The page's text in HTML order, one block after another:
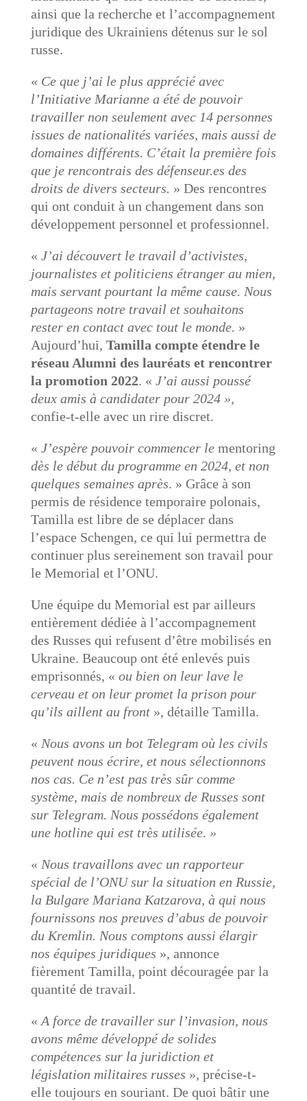
ainsi que la recherche et l’accompagnement
juridique des Ukrainiens détenus sur le sol
russe.
« Ce que j’ai le plus apprécié avec
l’Initiative Marianne a été de pouvoir
travailler non seulement avec 14 personnes
issues de nationalités variées, mais aussi de
domaines différents. C’était la première fois
que je rencontrais des défenseur.es des
droits de divers secteurs. » Des rencontres
qui ont conduit à un changement dans son
développement personnel et professionnel.
« J’ai découvert le travail d’activistes,
journalistes et politiciens étranger au mien,
mais servant pourtant la même cause. Nous
partageons notre travail et souhaitons
rester en contact avec tout le monde. »
Aujourd’hui, Tamilla compte étendre le
réseau Alumni des lauréats et rencontrer
la promotion 2022. « J’ai aussi poussé
deux amis à candidater pour 2024 »,
confie-t-elle avec un rire discret.
« J’espère pouvoir commencer le mentoring
dès le début du programme en 2024, et non
quelques semaines après. » Grâce à son
permis de résidence temporaire polonais,
Tamilla est libre de se déplacer dans
l’espace Schengen, ce qui lui permettra de
continuer plus sereinement son travail pour
le Memorial et l’ONU.
Une équipe du Memorial est par ailleurs
entièrement dédiée à l’accompagnement
des Russes qui refusent d’être mobilisés en
Ukraine. Beaucoup ont été enlevés puis
emprisonnés, « ou bien on leur lave le
cerveau et on leur promet la prison pour
qu’ils aillent au front », détaille Tamilla.
« Nous avons un bot Telegram où les civils
peuvent nous écrire, et nous sélectionnons
nos cas. Ce n’est pas très sûr comme
système, mais de nombreux de Russes sont
sur Telegram. Nous possédons également
une hotline qui est très utilisée. »
« Nous travaillons avec un rapporteur
spécial de l’ONU sur la situation en Russie,
la Bulgare Mariana Katzarova, à qui nous
fournissons nos preuves d’abus de pouvoir
du Kremlin. Nous comptons aussi élargir
nos équipes juridiques », annonce
fièrement Tamilla, point découragée par la
quantité de travail.
« A force de travailler sur l’invasion, nous
avons même développé de solides
compétences sur la juridiction et
législation militaires russes », précise-t-
elle toujours en souriant. De quoi bâtir une